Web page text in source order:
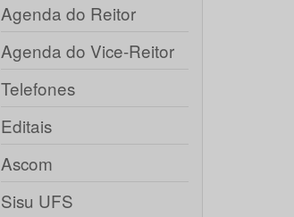
Agenda do Reitor
Agenda do Vice-Reitor
Telefones
Editais
Ascom
Sisu UFS